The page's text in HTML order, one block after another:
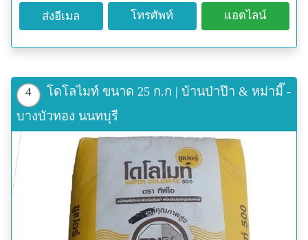
ส่งอีเมล โทรศัพท์ แอดไลน์
4
โดโลไมท์ ขนาด 25 ก.ก | บ้านป่าป๊า & หม่ามี๊ -
บางบัวทอง นนทบุรี